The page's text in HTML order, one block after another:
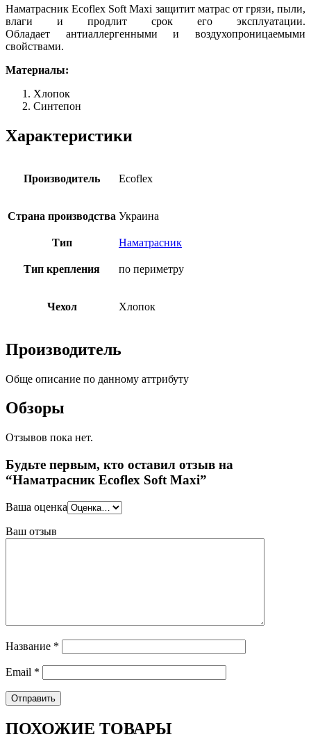
Наматрасник Ecoflex Soft Maxi защитит матрас от грязи, пыли,
влаги и продлит срок его эксплуатации.
Обладает антиаллергенными и воздухопроницаемыми
свойствами.
Материалы:
Хлопок
Синтепон
Характеристики
Производитель Ecoflex
Страна производства Украина
Тип Наматрасник
Тип крепления по периметру
Чехол Хлопок
Производитель
Обще описание по данному аттрибуту
Обзоры
Отзывов пока нет.
Будьте первым, кто оставил отзыв на
“Наматрасник Ecoflex Soft Maxi”
Ваша оценка
Ваш отзыв
Название *
Email *
ПОХОЖИЕ ТОВАРЫ